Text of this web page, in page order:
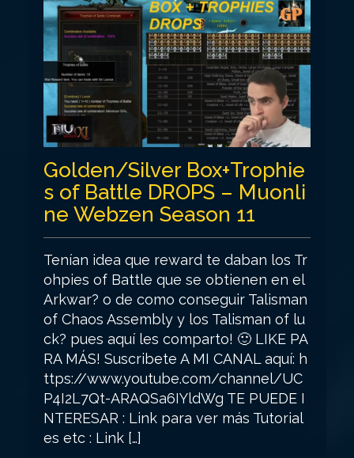
Golden/Silver Box+Trophie
s of Battle DROPS – Muonli
ne Webzen Season 11
Tenían idea que reward te daban los Tr
ohpies of Battle que se obtienen en el
Arkwar? o de como conseguir Talisman
of Chaos Assembly y los Talisman of lu
ck? pues aquí les comparto! 🙂 LIKE PA
RA MÁS! Suscribete A MI CANAL aquí: h
ttps://www.youtube.com/channel/UC
P4I2L7Qt-ARAQSa6IYldWg TE PUEDE I
NTERESAR : Link para ver más Tutorial
es etc : Link […]